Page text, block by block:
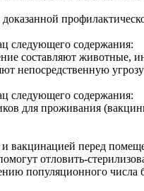
доказанной
следующего содержания:
составляют животные,
непосредственную
следующего содержания:
для проживания
вакцинацией перед
отловить-
популяционного числа